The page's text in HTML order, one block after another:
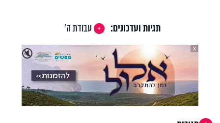
תגיות ועדכונים:
עבודת ה'
🔇
X